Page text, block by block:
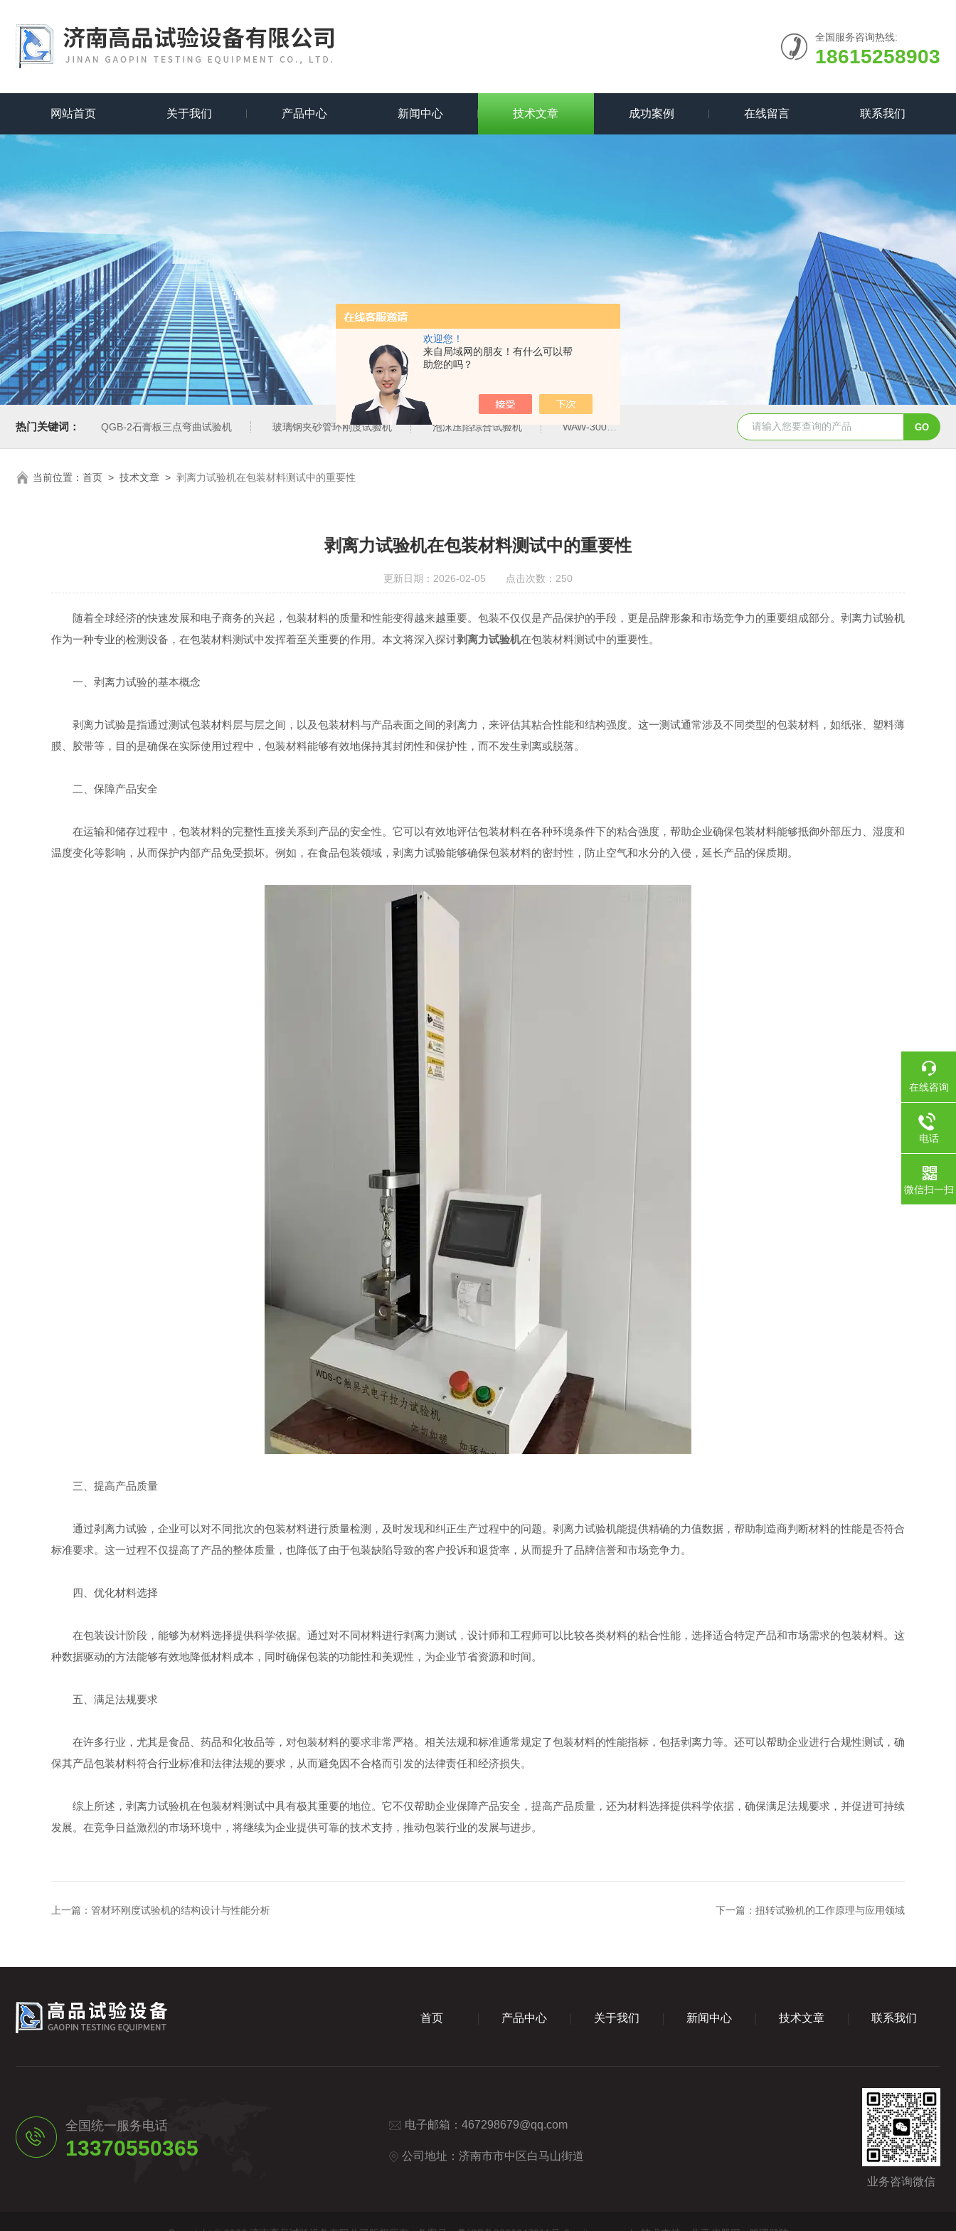
欢迎您！
来自局域网的朋友！有什么可以帮
助您的吗？
全国服务咨询热线:
18615258903
网站首页 关于我们 产品中心 新闻中心 技术文章 成功案例 在线留言 联系我们
热门关键词： QGB-2石膏板三点弯曲试验机 玻璃钢夹砂管环刚度试验机 泡沫压陷综合试验机 WAW-300G300KN电液伺服万能试验机 双工位弹簧疲劳试验机 电磁铁
当前位置： 首页 > 技术文章 > 剥离力试验机在包装材料测试中的重要性
剥离力试验机在包装材料测试中的重要性
更新日期：2026-02-05 点击次数：250
随着全球经济的快速发展和电子商务的兴起，包装材料的质量和性能变得越来越重要。包装不仅仅是产品保护的手段，更是品牌形象和市场竞争力的重要组成部分。剥离力试验机
作为一种专业的检测设备，在包装材料测试中发挥着至关重要的作用。本文将深入探讨剥离力试验机在包装材料测试中的重要性。
一、剥离力试验的基本概念
剥离力试验是指通过测试包装材料层与层之间，以及包装材料与产品表面之间的剥离力，来评估其粘合性能和结构强度。这一测试通常涉及不同类型的包装材料，如纸张、塑料薄
膜、胶带等，目的是确保在实际使用过程中，包装材料能够有效地保持其封闭性和保护性，而不发生剥离或脱落。
二、保障产品安全
在运输和储存过程中，包装材料的完整性直接关系到产品的安全性。它可以有效地评估包装材料在各种环境条件下的粘合强度，帮助企业确保包装材料能够抵御外部压力、湿度和
温度变化等影响，从而保护内部产品免受损坏。例如，在食品包装领域，剥离力试验能够确保包装材料的密封性，防止空气和水分的入侵，延长产品的保质期。
三、提高产品质量
通过剥离力试验，企业可以对不同批次的包装材料进行质量检测，及时发现和纠正生产过程中的问题。剥离力试验机能提供精确的力值数据，帮助制造商判断材料的性能是否符合
标准要求。这一过程不仅提高了产品的整体质量，也降低了由于包装缺陷导致的客户投诉和退货率，从而提升了品牌信誉和市场竞争力。
四、优化材料选择
在包装设计阶段，能够为材料选择提供科学依据。通过对不同材料进行剥离力测试，设计师和工程师可以比较各类材料的粘合性能，选择适合特定产品和市场需求的包装材料。这
种数据驱动的方法能够有效地降低材料成本，同时确保包装的功能性和美观性，为企业节省资源和时间。
五、满足法规要求
在许多行业，尤其是食品、药品和化妆品等，对包装材料的要求非常严格。相关法规和标准通常规定了包装材料的性能指标，包括剥离力等。还可以帮助企业进行合规性测试，确
保其产品包装材料符合行业标准和法律法规的要求，从而避免因不合格而引发的法律责任和经济损失。
综上所述，剥离力试验机在包装材料测试中具有极其重要的地位。它不仅帮助企业保障产品安全，提高产品质量，还为材料选择提供科学依据，确保满足法规要求，并促进可持续
发展。在竞争日益激烈的市场环境中，将继续为企业提供可靠的技术支持，推动包装行业的发展与进步。
上一篇： 管材环刚度试验机的结构设计与性能分析 下一篇： 扭转试验机的工作原理与应用领域
首页 产品中心 关于我们 新闻中心 技术文章 联系我们
全国统一服务电话
13370550365
电子邮箱： 467298679@qq.com
公司地址：济南市市中区白马山街道
业务咨询微信
在线咨询
电话
微信扫一扫